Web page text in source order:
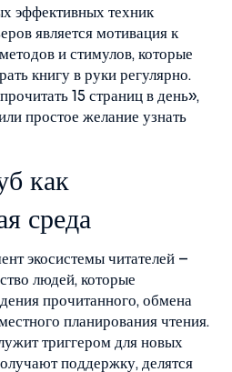
эффективных техник
является мотивация к
и стимулов, которые
книгу в руки регулярно.
15 страниц в день»,
простое желание узнать
как
среда
экосистемы читателей –
людей, которые
прочитанного, обмена
планирования чтения.
триггером для новых
поддержку, делятся